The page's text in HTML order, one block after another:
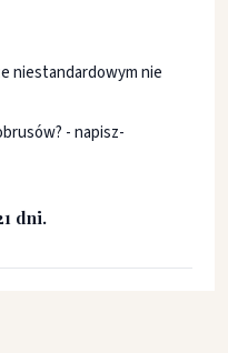
niestandardowym nie
- napisz-
dni.